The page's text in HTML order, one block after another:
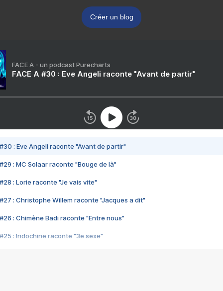
Créer un blog
FACE A - un podcast Purecharts
FACE A #30 : Eve Angeli raconte "Avant de partir"
#30 : Eve Angeli raconte "Avant de partir"
#29 : MC Solaar raconte "Bouge de là"
#28 : Lorie raconte "Je vais vite"
#27 : Christophe Willem raconte "Jacques a dit"
#26 : Chimène Badi raconte "Entre nous"
#25 : Indochine raconte "3e sexe"